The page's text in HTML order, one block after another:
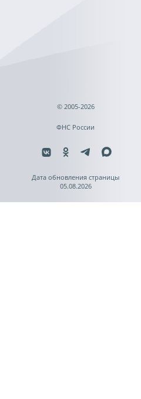
© 2005-2026
ФНС России
Дата обновления страницы
05.08.2026